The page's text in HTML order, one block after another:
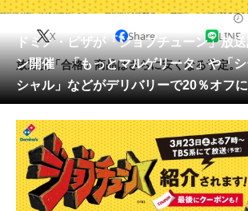
動物 リサーチ
会員記事
メディア
注目記事を集めた総合ページ
ITの今と未来を見通す
スマホと通信の最新トレンド
ドミノ・ピザが「ジョブチューン」放
ン開催 「もっとマルゲリータ」や「シ
シャル」などがデリバリーで20％オフに
X Share LINE
放送後「合格」商品はさらに安くなる予定。